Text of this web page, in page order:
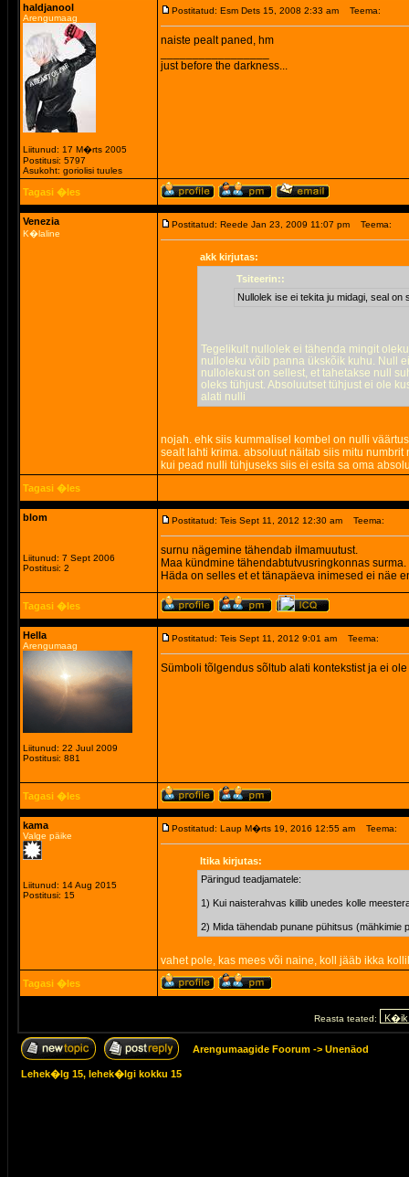
haldjanool
Arengumaag
Liitunud: 17 M�rts 2005
Postitusi: 5797
Asukoht: goriolisi tuules
Postitatud: Esm Dets 15, 2008 2:33 am Teema:
naiste pealt paned, hm
just before the darkness...
Tagasi �les
Venezia
K�laline
Postitatud: Reede Jan 23, 2009 11:07 pm Teema:
akk kirjutas:
Tsiteerin::
Nullolek ise ei tekita ju midagi, seal on
Tegelikult nullolek ei tähenda mingit
nulloleku võib panna ükskõik kuhu. Null
nullolekust on sellest, et tahetakse null
oleks tühjust. Absoluutset tühjust ei ole
alati nulli
nojah. ehk siis kummalisel kombel on nulli
sealt lahti krima. absoluut näitab siis mitu
kui pead nulli tühjuseks siis ei esita sa oma
Tagasi �les
blom
Liitunud: 7 Sept 2006
Postitusi: 2
Postitatud: Teis Sept 11, 2012 12:30 am Teema:
surnu nägemine tähendab ilmamuutust.
Maa kündmine tähendabtutvusringkonnas surma.
Häda on selles et et tänapäeva inimesed ei näe
Tagasi �les
Hella
Arengumaag
Liitunud: 22 Juul 2009
Postitusi: 881
Postitatud: Teis Sept 11, 2012 9:01 am Teema:
Sümboli tõlgendus sõltub alati kontekstist ja ei
Tagasi �les
kama
Valge päike
Liitunud: 14 Aug 2015
Postitusi: 15
Postitatud: Laup M�rts 19, 2016 12:55 am Teema:
Itika kirjutas:
Päringud teadjamatele:
1) Kui naisterahvas killib unedes kolle
2) Mida tähendab punane pühitsus
vahet pole, kas mees või naine, koll jääb ikka
Tagasi �les
Reasta teated:
Arengumaagide Foorum -> Unenäod
Lehek�lg 15, lehek�lgi kokku 15